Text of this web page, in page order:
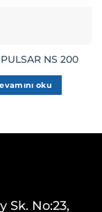
NS 200
oku
Sk. No:23,